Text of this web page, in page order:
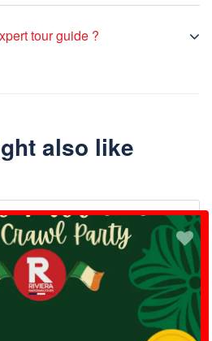
a pro licenced guide.
cars & minivans that are recent,
including individual A/C, shaded
tour guide ?
also like